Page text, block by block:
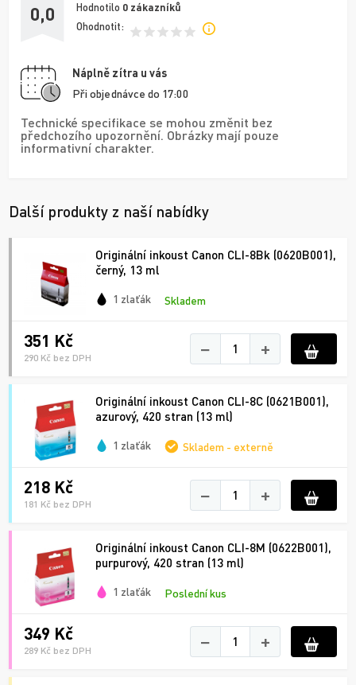
0,0 Hodnotilo 0 zákazníků
Ohodnotit:
Náplně zítra u vás
Při objednávce do 17:00
Technické specifikace se mohou změnit bez
předchozího upozornění. Obrázky mají pouze
informativní charakter.
Další produkty z naší nabídky
Originální inkoust Canon CLI-8Bk (0620B001),
černý, 13 ml
1 zlaťák Skladem
351 Kč
290 Kč bez DPH − +
Originální inkoust Canon CLI-8C (0621B001),
azurový, 420 stran (13 ml)
1 zlaťák Skladem - externě
218 Kč
181 Kč bez DPH − +
Originální inkoust Canon CLI-8M (0622B001),
purpurový, 420 stran (13 ml)
1 zlaťák Poslední kus
349 Kč
289 Kč bez DPH − +